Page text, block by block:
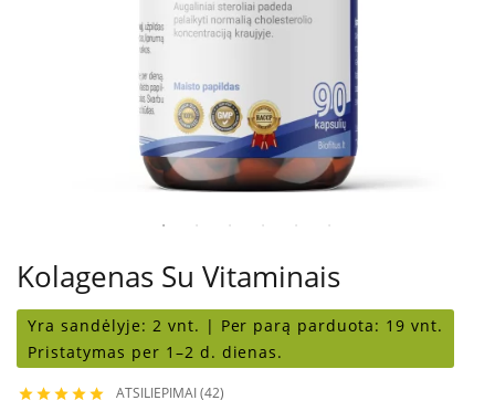
Kolagenas Su Vitaminais
Yra sandėlyje: 2 vnt. | Per parą parduota: 19 vnt.
Pristatymas per 1–2 d. dienas.
     ATSILIEPIMAI (42)